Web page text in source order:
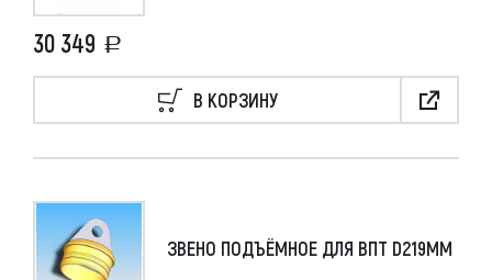
30 349
В КОРЗИНУ
ЗВЕНО ПОДЪЁМНОЕ ДЛЯ ВПТ D219ММ